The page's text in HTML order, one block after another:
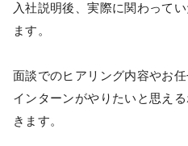
入社説明後、実際に関わって
ます。
面談でのヒアリング内容やお
インターンがやりたいと思え
きます。